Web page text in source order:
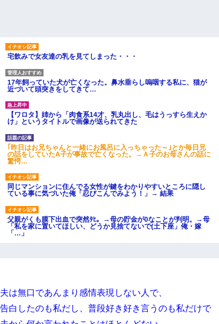
宅飲みで女友達の乳を見てしまった・・・
17年飼っていた犬が亡くなった。鼻水垂らし嗚咽する私に、猫が
近づいて頭突きをしてきて…
【ワロタ】姉から「肉食系14才、乳丸出し、毛はうっすら生えか
け」というタイトルで画像が送られてきた
｢昨日はお兄ちゃんと一緒にお風呂に入っちゃった～｣とか毎日兄
の話をしていたA子が事故で亡くなった。→Ａ子のお母さんの話に
驚愕…
同じマンションに住んでる女性が鍵をわかりやすいところに隠し
ている事に気づいた俺「忍びこんでみよう！」→ 結果
父親がくも膜下出血で突然ﾀﾋ。→母の貯金が0なことが判明。→母
「私を家に置いてほしい、どうか見捨てないで(土下座」俺・嫁
「…」
【クズ】昔、兄がお見合いして「ブスすぎｗｗｗ」と断った女性
が、兄の同級生と結婚。それを知った兄は荒れ狂い、｢嫁さん、俺
のお古ですが気分はどう？」とメールを送った→
夫は無口であんまり感情表現しない人で、
告白したのも私だし、普段好き好き言うのも私だけで